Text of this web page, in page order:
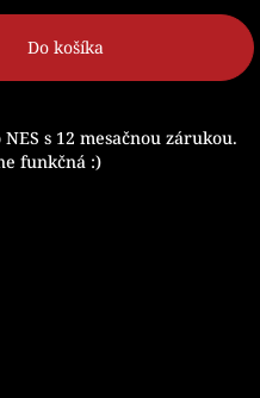
Do košíka
s 12 mesačnou zárukou.
funkčná :)